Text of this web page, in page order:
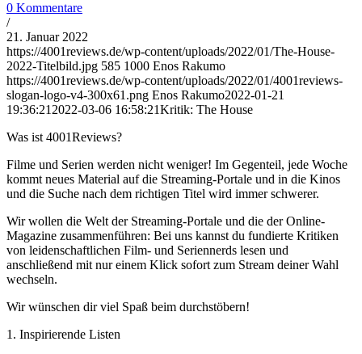
0 Kommentare
/
21. Januar 2022
https://4001reviews.de/wp-content/uploads/2022/01/The-House-
2022-Titelbild.jpg 585 1000 Enos Rakumo
https://4001reviews.de/wp-content/uploads/2022/01/4001reviews-
slogan-logo-v4-300x61.png Enos Rakumo2022-01-21
19:36:21 2022-03-06 16:58:21Kritik: The House
Was ist 4001Reviews?
Filme und Serien werden nicht weniger! Im Gegenteil, jede Woche
kommt neues Material auf die Streaming-Portale und in die Kinos
und die Suche nach dem richtigen Titel wird immer schwerer.
Wir wollen die Welt der Streaming-Portale und die der Online-
Magazine zusammenführen: Bei uns kannst du fundierte Kritiken
von leidenschaftlichen Film- und Seriennerds lesen und
anschließend mit nur einem Klick sofort zum Stream deiner Wahl
wechseln.
Wir wünschen dir viel Spaß beim durchstöbern!
1. Inspirierende Listen